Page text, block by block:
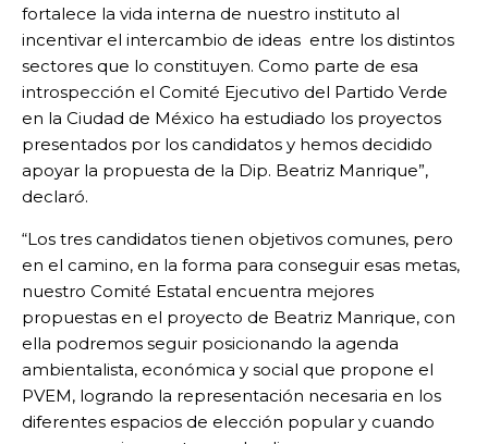
fortalece la vida interna de nuestro instituto al
incentivar el intercambio de ideas entre los distintos
sectores que lo constituyen. Como parte de esa
introspección el Comité Ejecutivo del Partido Verde
en la Ciudad de México ha estudiado los proyectos
presentados por los candidatos y hemos decidido
apoyar la propuesta de la Dip. Beatriz Manrique”,
declaró.
“Los tres candidatos tienen objetivos comunes, pero
en el camino, en la forma para conseguir esas metas,
nuestro Comité Estatal encuentra mejores
propuestas en el proyecto de Beatriz Manrique, con
ella podremos seguir posicionando la agenda
ambientalista, económica y social que propone el
PVEM, logrando la representación necesaria en los
diferentes espacios de elección popular y cuando